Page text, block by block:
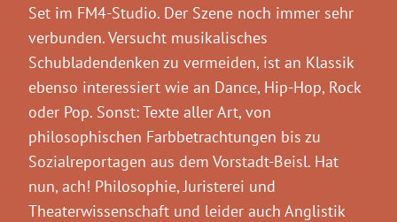
Set im FM4-Studio. Der Szene noch immer sehr
verbunden. Versucht musikalisches
Schubladendenken zu vermeiden, ist an Klassik
ebenso interessiert wie an Dance, Hip-Hop, Rock
oder Pop. Sonst: Texte aller Art, von
philosophischen Farbbetrachtungen bis zu
Sozialreportagen aus dem Vorstadt-Beisl. Hat
nun, ach! Philosophie, Juristerei und
Theaterwissenschaft und leider auch Anglistik